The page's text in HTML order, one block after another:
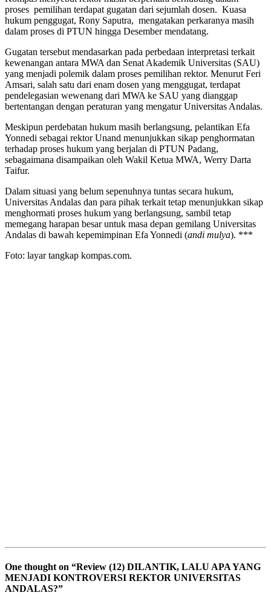
proses pemilihan terdapat gugatan dari sejumlah dosen. Kuasa
hukum penggugat, Rony Saputra, mengatakan perkaranya masih
dalam proses di PTUN hingga Desember mendatang.
Gugatan tersebut mendasarkan pada perbedaan interpretasi terkait
kewenangan antara MWA dan Senat Akademik Universitas (SAU)
yang menjadi polemik dalam proses pemilihan rektor. Menurut Feri
Amsari, salah satu dari enam dosen yang menggugat, terdapat
pendelegasian wewenang dari MWA ke SAU yang dianggap
bertentangan dengan peraturan yang mengatur Universitas Andalas.
Meskipun perdebatan hukum masih berlangsung, pelantikan Efa
Yonnedi sebagai rektor Unand menunjukkan sikap penghormatan
terhadap proses hukum yang berjalan di PTUN Padang,
sebagaimana disampaikan oleh Wakil Ketua MWA, Werry Darta
Taifur.
Dalam situasi yang belum sepenuhnya tuntas secara hukum,
Universitas Andalas dan para pihak terkait tetap menunjukkan sikap
menghormati proses hukum yang berlangsung, sambil tetap
memegang harapan besar untuk masa depan gemilang Universitas
Andalas di bawah kepemimpinan Efa Yonnedi (andi mulya). ***
Foto: layar tangkap kompas.com.
One thought on “Review (12) DILANTIK, LALU APA YANG
MENJADI KONTROVERSI REKTOR UNIVERSITAS
ANDALAS?”